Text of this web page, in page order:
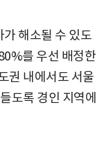
해소될 수 있도
를 우선 배정한
권 내에서도 서울
도록 경인 지역에